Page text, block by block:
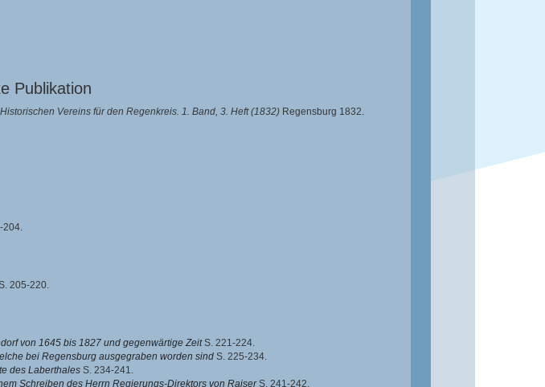
Publikation
Vereins für den Regenkreis. 1. Band, 3. Heft (1832) Regensburg 1832.
204.
205-220.
von 1645 bis 1827 und gegenwärtige ZeitS. 221-224.
bei Regensburg ausgegraben worden sind S. 225-234.
des Laberthales S. 234-241.
Schreiben des Herrn Regierungs-Direktors von RaiserS. 241-242.